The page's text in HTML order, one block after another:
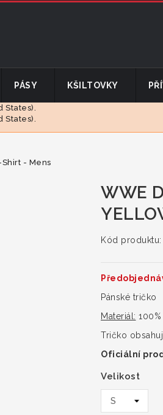
PÁSY KŠILTOVKY
States).
States).
- Mens
WWE
Kód produktu:
Pánské tričko
Materiál:
Tričko
Oficiální
Velikost